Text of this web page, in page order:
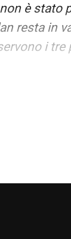
è stato
resta in
i tre
DI